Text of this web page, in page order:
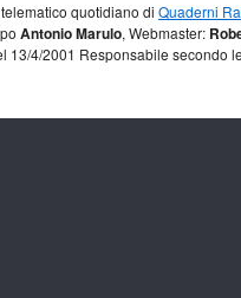
quotidiano di Quaderni
Antonio Marulo, Webmaster:
13/4/2001 Responsabile secondo